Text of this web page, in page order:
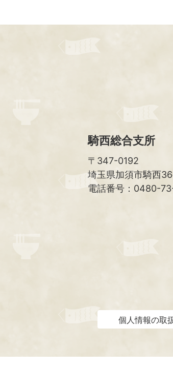
騎西総合支所
〒347-0192
埼玉県加須市騎西36
電話番号：0480-73-
個人情報の取